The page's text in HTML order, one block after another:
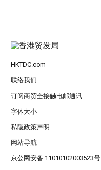
HKTDC.com
联络我们
订阅商贸全接触电邮通讯
字体大小
私隐政策声明
网站导航
京公网安备 11010102003523号